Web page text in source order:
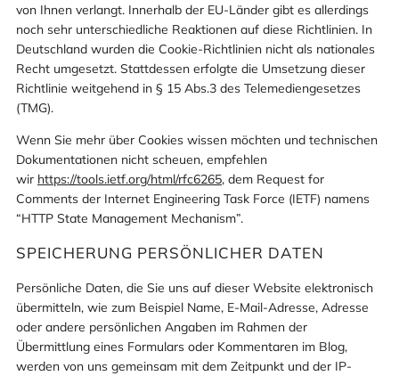
von Ihnen verlangt. Innerhalb der EU-Länder gibt es allerdings
noch sehr unterschiedliche Reaktionen auf diese Richtlinien. In
Deutschland wurden die Cookie-Richtlinien nicht als nationales
Recht umgesetzt. Stattdessen erfolgte die Umsetzung dieser
Richtlinie weitgehend in § 15 Abs.3 des Telemediengesetzes
(TMG).
Wenn Sie mehr über Cookies wissen möchten und technischen
Dokumentationen nicht scheuen, empfehlen
wir https://tools.ietf.org/html/rfc6265, dem Request for
Comments der Internet Engineering Task Force (IETF) namens
“HTTP State Management Mechanism”.
SPEICHERUNG PERSÖNLICHER DATEN
Persönliche Daten, die Sie uns auf dieser Website elektronisch
übermitteln, wie zum Beispiel Name, E-Mail-Adresse, Adresse
oder andere persönlichen Angaben im Rahmen der
Übermittlung eines Formulars oder Kommentaren im Blog,
werden von uns gemeinsam mit dem Zeitpunkt und der IP-